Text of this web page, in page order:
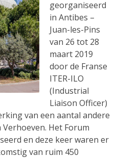
georganiseerd
in Antibes –
Juan-les-Pins
van 26 tot 28
maart 2019
door de Franse
ITER-ILO
(Industrial
Liaison Officer)
van een aantal andere
Verhoeven. Het Forum
en deze keer waren er
van ruim 450